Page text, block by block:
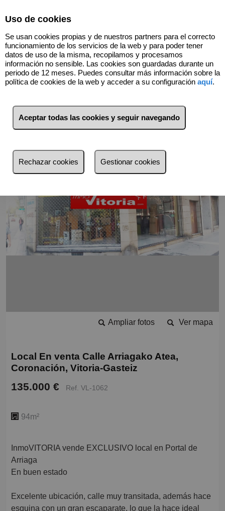
Volver
Ver mapa
Ampliar fotos
Local En venta Calle Arriagako Atea,
Coronación, Vitoria-Gasteiz
135.000 € Ref. VL-1062
94m²
Arriaga
En buen estado
Excelente ubicación, calle muy transitada, además hace
esquina con un gran escaparate, lo que la hace ideal
Uso de cookies
Se usan cookies propias y de nuestros partners para el correcto
funcionamiento de los servicios de la web y para poder tener
datos de uso de la misma, recopilamos y procesamos
información no sensible. Las cookies son guardadas durante un
periodo de 12 meses. Puedes consultar más información sobre la
política de cookies de la web y acceder a su configuración aquí.
Aceptar todas las cookies y seguir navegando
Rechazar cookies Gestionar cookies